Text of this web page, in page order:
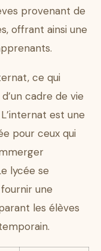
provenant de
offrant ainsi une
ce qui
cadre de vie
est une
pour ceux qui
lycée se
une
les élèves